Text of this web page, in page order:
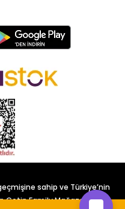
sahip ve Türkiye’nin
Family Mağazacılık